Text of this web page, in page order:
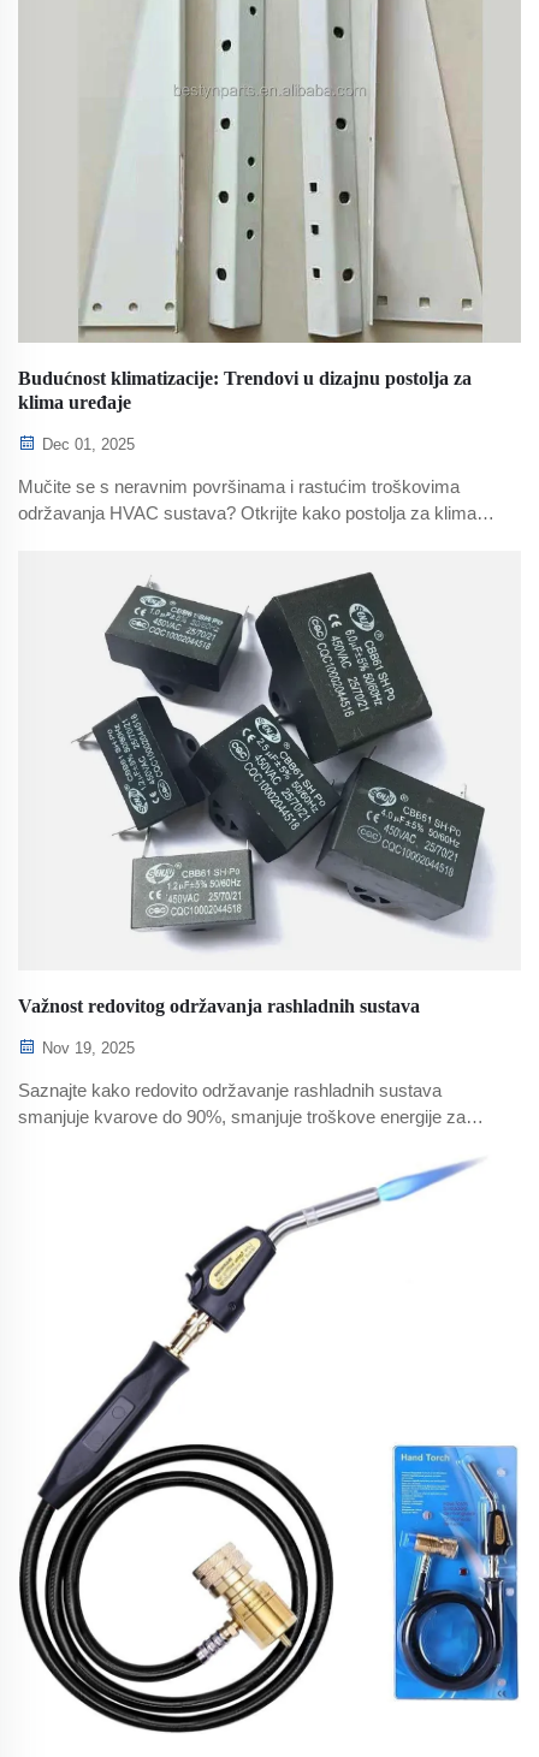
Budućnost klimatizacije: Trendovi u dizajnu postolja za
klima uređaje
Dec 01, 2025
Mučite se s neravnim površinama i rastućim troškovima
održavanja HVAC sustava? Otkrijte kako postolja za klima
energije za 16%. Pogledajte stvarne podatke iz Seoula i
Važnost redovitog održavanja rashladnih sustava
Nov 19, 2025
Saznajte kako redovito održavanje rashladnih sustava
smanjuje kvarove do 90%, smanjuje troškove energije za
Naučite najbolje prakse i povećajte povrat ulaganja –